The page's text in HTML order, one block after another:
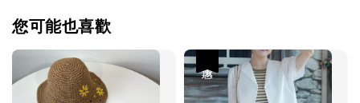
您可能也喜歡